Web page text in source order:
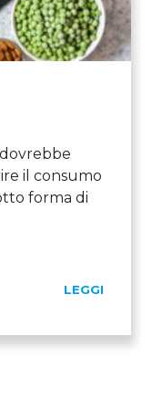
il consumo
forma di
LEGGI